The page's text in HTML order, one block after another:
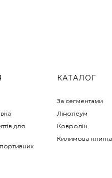
для
КАТАЛОГ
За сегментами
Лінолеум
Ковролін
Килимова плитка